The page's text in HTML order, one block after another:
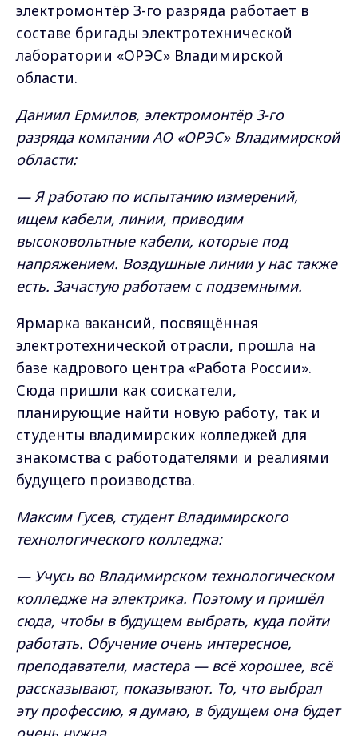
электромонтёр 3-го разряда работает в
составе бригады электротехнической
лаборатории «ОРЭС» Владимирской
области.
Даниил Ермилов, электромонтёр 3-го
разряда компании АО «ОРЭС» Владимирской
области:
— Я работаю по испытанию измерений,
ищем кабели, линии, приводим
высоковольтные кабели, которые под
напряжением. Воздушные линии у нас также
есть. Зачастую работаем с подземными.
Ярмарка вакансий, посвящённая
электротехнической отрасли, прошла на
базе кадрового центра «Работа России».
Сюда пришли как соискатели,
планирующие найти новую работу, так и
студенты владимирских колледжей для
знакомства с работодателями и реалиями
будущего производства.
Максим Гусев, студент Владимирского
технологического колледжа:
— Учусь во Владимирском технологическом
колледже на электрика. Поэтому и пришёл
сюда, чтобы в будущем выбрать, куда пойти
работать. Обучение очень интересное,
преподаватели, мастера — всё хорошее, всё
рассказывают, показывают. То, что выбрал
эту профессию, я думаю, в будущем она будет